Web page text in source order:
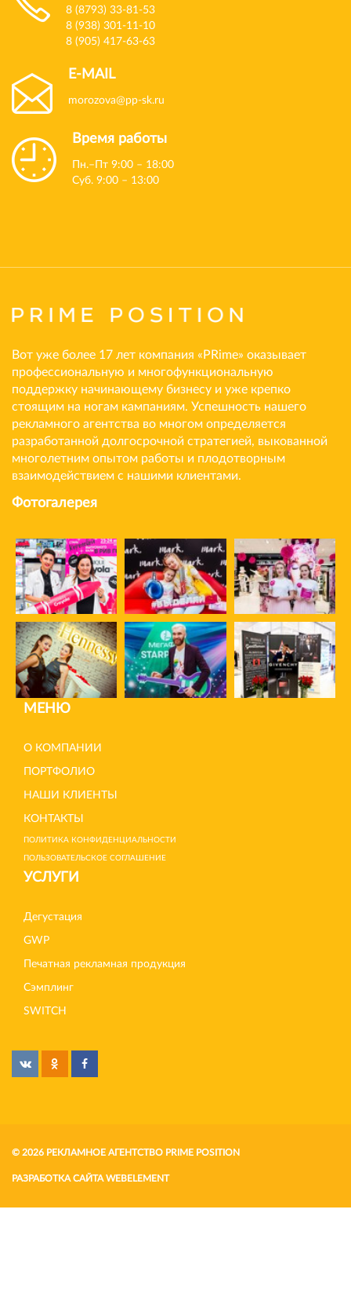
8 (8793) 33-81-53
8 (938) 301-11-10
8 (905) 417-63-63
E-MAIL
morozova@pp-sk.ru
Время работы
Пн.–Пт 9:00 – 18:00
Суб. 9:00 – 13:00
Вот уже более 17 лет компания «PRime» оказывает
профессиональную и многофункциональную
поддержку начинающему бизнесу и уже крепко
стоящим на ногам кампаниям. Успешность нашего
рекламного агентства во многом определяется
разработанной долгосрочной стратегией, выкованной
многолетним опытом работы и плодотворным
взаимодействием с нашими клиентами.
Фотогалерея
МЕНЮ
О КОМПАНИИ
ПОРТФОЛИО
НАШИ КЛИЕНТЫ
КОНТАКТЫ
ПОЛИТИКА КОНФИДЕНЦИАЛЬНОСТИ
ПОЛЬЗОВАТЕЛЬСКОЕ СОГЛАШЕНИЕ
УСЛУГИ
Дегустация
GWP
Печатная рекламная продукция
Сэмплинг
SWITCH
© 2026 РЕКЛАМНОЕ АГЕНТСТВО PRIME POSITION
РАЗРАБОТКА САЙТАWEBELEMENT